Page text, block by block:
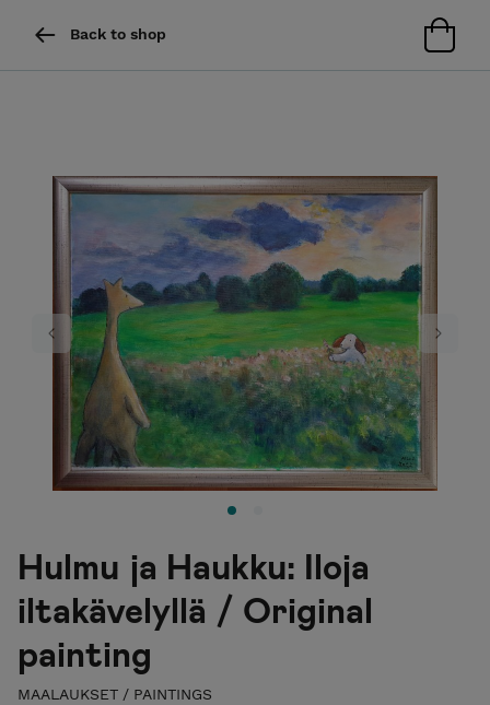
Back to shop
Previous Next
Hulmu ja Haukku: Iloja
iltakävelyllä / Original
painting
MAALAUKSET / PAINTINGS